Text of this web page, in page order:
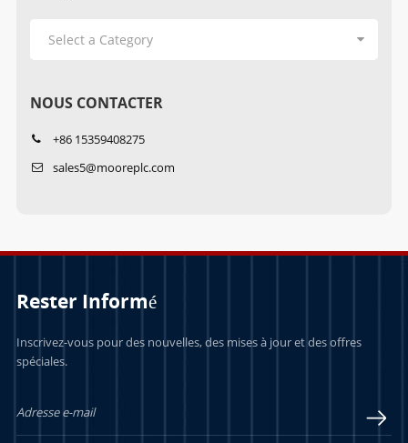
NOUS CONTACTER
+86 15359408275
sales5@mooreplc.com
Rester Informé
Inscrivez-vous pour des nouvelles, des mises à jour et des offres
spéciales.